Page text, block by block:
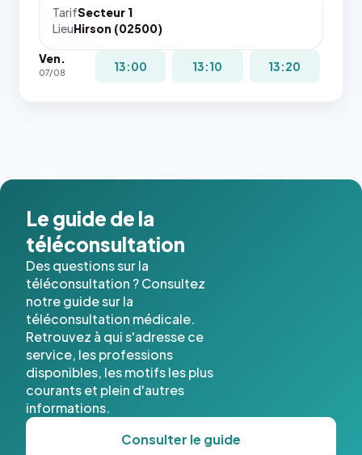
TarifSecteur 1
LieuHirson (02500)
Ven.
07/08 13:00 13:10 13:20
Le guide de la
téléconsultation
Des questions sur la
téléconsultation ? Consultez
notre guide sur la
téléconsultation médicale.
Retrouvez à qui s'adresse ce
service, les professions
disponibles, les motifs les plus
courants et plein d'autres
informations.
Consulter le guide